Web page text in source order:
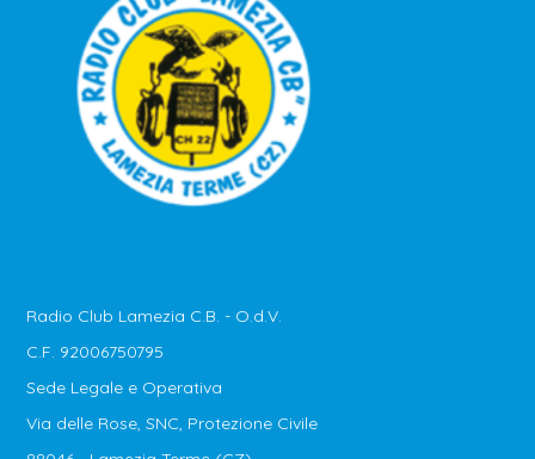
Radio Club Lamezia C.B. - O.d.V.
C.F. 92006750795
Sede Legale e Operativa
Via delle Rose, SNC, Protezione Civile